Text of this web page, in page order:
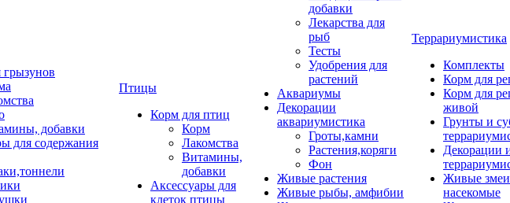
грызунов
добавки
для содержания
Птицы
Корм для птиц
Корм
Лакомства
Витамины,
добавки
Аксессуары для
клеток птицы
добавки
Лекарства для
рыб
Тесты
Удобрения для
растений
Аквариумы
Декорации
аквариумистика
Гроты,камни
Растения,коряги
Фон
Живые растения
Живые рыбы, амфибии
Террариумистика
Комплекты
Корм для
Корм для
живой
Грунты и
Декорации
Живые
насекомые